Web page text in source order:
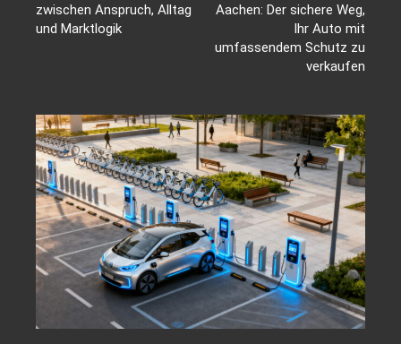
zwischen Anspruch, Alltag
und Marktlogik
Aachen: Der sichere Weg,
Ihr Auto mit
umfassendem Schutz zu
verkaufen